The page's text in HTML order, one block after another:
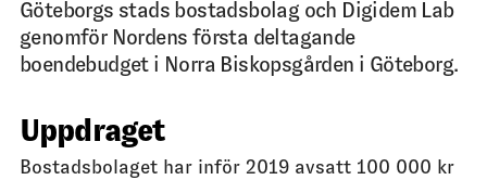
Göteborgs stads bostadsbolag och Digidem Lab
genomför Nordens första deltagande
boendebudget i Norra Biskopsgården i Göteborg.
Uppdraget
Bostadsbolaget har inför 2019 avsatt 100 000 kr